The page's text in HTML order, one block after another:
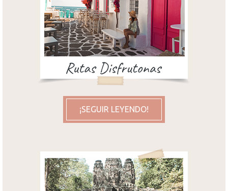
¡SEGUIR LEYENDO!